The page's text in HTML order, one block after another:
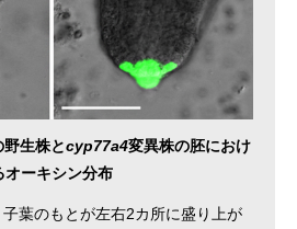
生株とcyp77a4変異株の胚におけ
オーキシン分布
葉のもとが左右2カ所に盛り上が